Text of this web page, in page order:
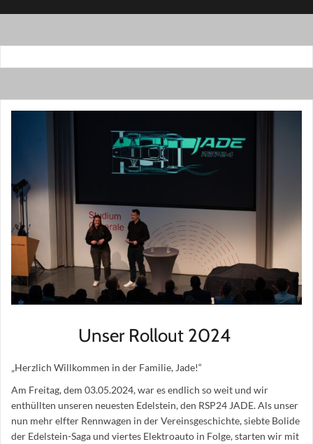
Unser Rollout 2024
„Herzlich Willkommen in der Familie, Jade!“
Am Freitag, dem 03.05.2024, war es endlich so weit und wir
enthüllten unseren neuesten Edelstein, den RSP24 JADE. Als unser
nun mehr elfter Rennwagen in der Vereinsgeschichte, siebte Bolide
der Edelstein-Saga und viertes Elektroauto in Folge, starten wir mit